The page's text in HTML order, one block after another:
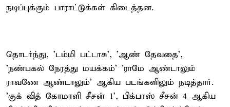
நடிப்புக்கும் பாராட்டுக்கள் கிடைத்தன.
தொடர்ந்து, 'டம்மி பட்டாசு', 'ஆண் தேவதை',
'நண்பகல் நேரத்து மயக்கம்' 'ராமே ஆண்டாலும்
ராவணே ஆண்டாலும்' ஆகிய படங்களிலும் நடித்தார்.
'குக் வித் கோமாளி சீசன் 1', பிக்பாஸ் சீசன் 4 ஆகிய